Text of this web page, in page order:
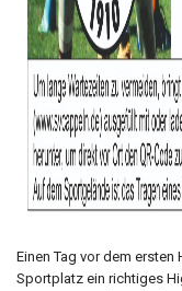
Einen Tag vor dem
Sportplatz ein richtiges